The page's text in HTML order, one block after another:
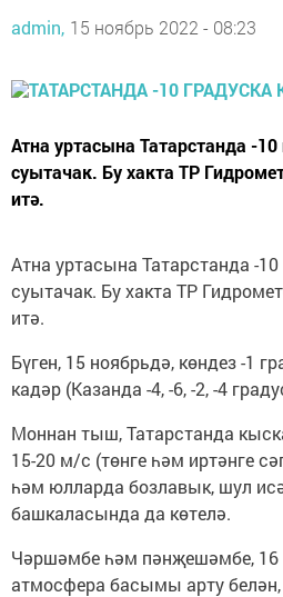
admin, 15 ноябрь 2022 - 08:23
Атна уртасына Татарстанда -10
суытачак. Бу хакта ТР
итә.
Атна уртасына Татарстанда -
суытачак. Бу хакта ТР
итә.
Бүген, 15 ноябрьдә, көндез -1
кадәр (Казанда -4, -6, -2, -4
Моннан тыш, Татарстанда
15-20 м/с (төнге һәм иртәнге
һәм юлларда бозлавык, шул
башкаласында да көтелә.
Чәршәмбе һәм пәнҗешәмбе, 16
атмосфера басымы арту